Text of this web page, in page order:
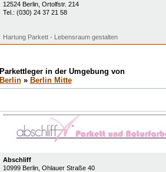
12524 Berlin, Ortolfstr. 214
Tel.: (030) 24 37 21 58
Hartung Parkett - Lebensraum gestalten
Parkettleger in der Umgebung von
Berlin» Berlin Mitte
Abschliff
10999 Berlin, Ohlauer Straße 40